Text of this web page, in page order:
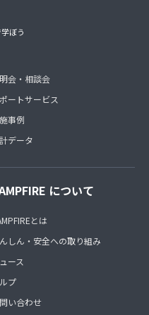
ぼう
会・相談会
ートサービス
事例
データ
について
とは
しん・安全への取り組み
ース
プ
い合わせ